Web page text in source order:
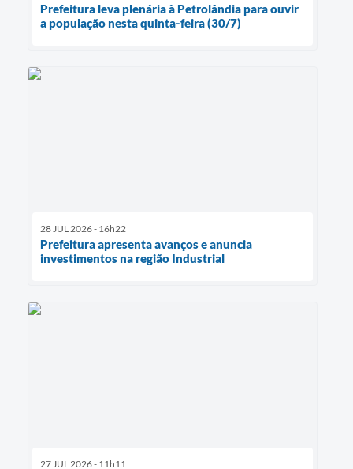
Prefeitura leva plenária à Petrolândia para ouvir
a população nesta quinta-feira (30/7)
28 JUL 2026 - 16h22
Prefeitura apresenta avanços e anuncia
investimentos na região Industrial
27 JUL 2026 - 11h11